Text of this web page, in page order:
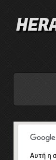
ΛΙΣΤΑ
Αυτή η